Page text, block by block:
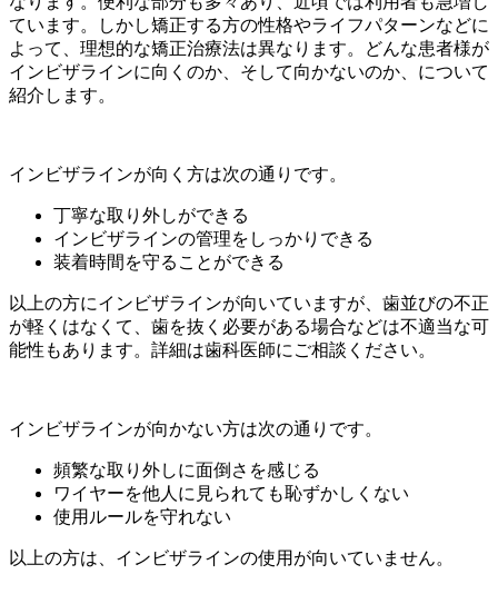
ています。しかし矯正する方の性格やライフパターンなどに
よって、理想的な矯正治療法は異なります。どんな患者様が
インビザラインに向くのか、そして向かないのか、について
紹介します。
インビザラインが向く方は次の通りです。
丁寧な取り外しができる
インビザラインの管理をしっかりできる
装着時間を守ることができる
以上の方にインビザラインが向いていますが、歯並びの不正
が軽くはなくて、歯を抜く必要がある場合などは不適当な可
能性もあります。詳細は歯科医師にご相談ください。
インビザラインが向かない方は次の通りです。
頻繁な取り外しに面倒さを感じる
ワイヤーを他人に見られても恥ずかしくない
使用ルールを守れない
以上の方は、インビザラインの使用が向いていません。